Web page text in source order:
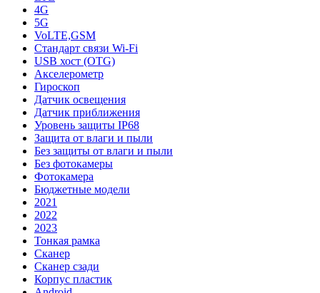
4G
5G
VoLTE,GSM
Стандарт связи Wi-Fi
USB хост (OTG)
Акселерометр
Гироскоп
Датчик освещения
Датчик приближения
Уровень защиты IP68
Защита от влаги и пыли
Без защиты от влаги и пыли
Без фотокамеры
Фотокамера
Бюджетные модели
2021
2022
2023
Тонкая рамка
Сканер
Сканер сзади
Корпус пластик